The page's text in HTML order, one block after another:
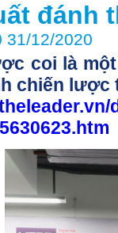
đánh
31/12/2020
coi là
chiến lược